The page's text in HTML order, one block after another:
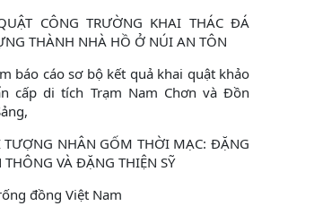
CÔNG TRƯỜNG KHAI THÁC ĐÁ
THÀNH NHÀ HỒ Ở NÚI AN TÔN
báo cáo sơ bộ kết quả khai quật khảo
cấp di tích Trạm Nam Chơn và Đồn
TƯỢNG NHÂN GỐM THỜI MẠC: ĐẶNG
THÔNG VÀ ĐẶNG THIỆN SỸ
đồng Việt Nam